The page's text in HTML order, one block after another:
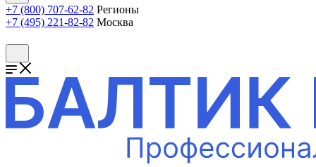
+7 (800) 707-62-82 Регионы
+7 (495) 221-82-82 Москва